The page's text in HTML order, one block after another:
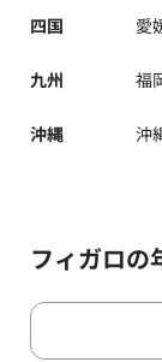
四国 愛
九州 福
沖縄 沖
フィガロの